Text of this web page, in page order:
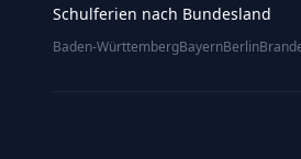
Schulferien nach Bundesland
Baden-WürttembergBayernBerlin